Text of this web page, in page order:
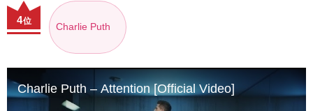
Charlie Puth
4位
Charlie Puth – Attention [Official Video]